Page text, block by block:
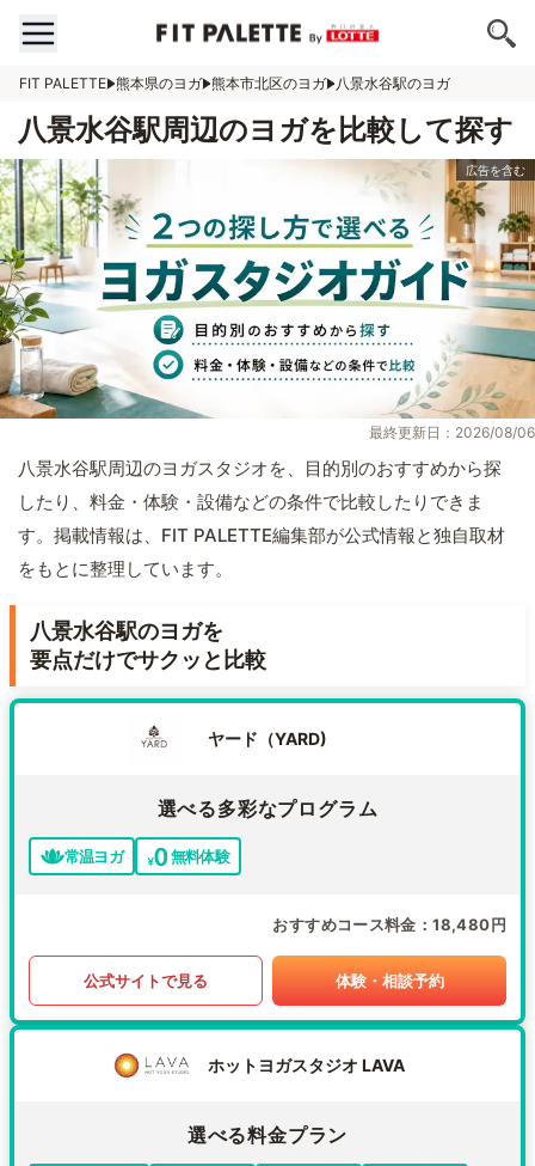
FIT PALETTE 熊本県のヨガ 熊本市北区のヨガ 八景水谷駅のヨガ
八景水谷駅周辺のヨガを比較して探す
最終更新日：2026/08/06
八景水谷駅周辺のヨガスタジオを、目的別のおすすめから探
したり、料金・体験・設備などの条件で比較したりできま
す。掲載情報は、FIT PALETTE編集部が公式情報と独自取材
をもとに整理しています。
八景水谷駅のヨガを
要点だけでサクッと比較
ヤード（YARD)
選べる多彩なプログラム
常温ヨガ 無料体験
おすすめコース料金 18,480円
公式サイトで見る 体験・相談予約
ホットヨガスタジオ LAVA
選べる料金プラン